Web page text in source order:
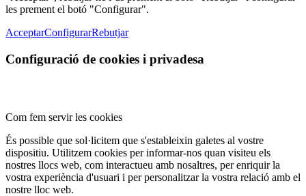
les prement el botó "Configurar".
AcceptarConfigurarRebutjar
Configuració de cookies i privadesa
Com fem servir les cookies
És possible que sol·licitem que s'estableixin galetes al vostre
dispositiu. Utilitzem cookies per informar-nos quan visiteu els
nostres llocs web, com interactueu amb nosaltres, per enriquir la
vostra experiència d'usuari i per personalitzar la vostra relació amb el
nostre lloc web.